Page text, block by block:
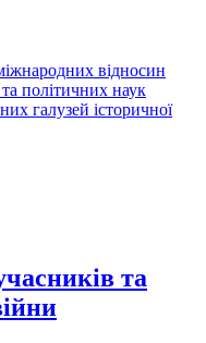
відносин
політичних наук
галузей історичної
та